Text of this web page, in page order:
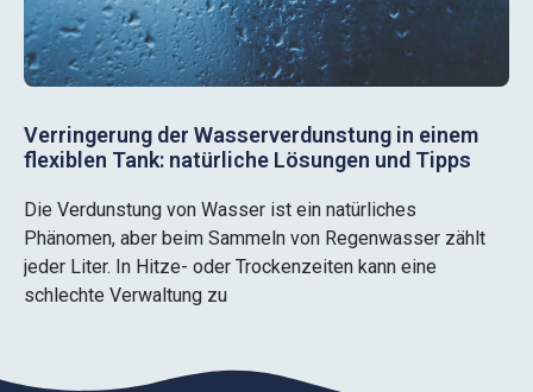
Verringerung der Wasserverdunstung in einem
flexiblen Tank: natürliche Lösungen und Tipps
Die Verdunstung von Wasser ist ein natürliches
Phänomen, aber beim Sammeln von Regenwasser zählt
jeder Liter. In Hitze- oder Trockenzeiten kann eine
schlechte Verwaltung zu